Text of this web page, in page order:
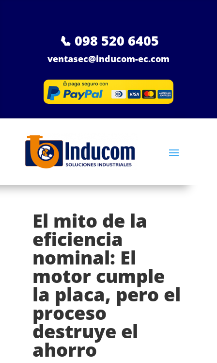
📞 098 520 6405
ventasec@inducom-ec.com
El mito de la
eficiencia
nominal: El
motor cumple
la placa, pero el
proceso
destruye el
ahorro